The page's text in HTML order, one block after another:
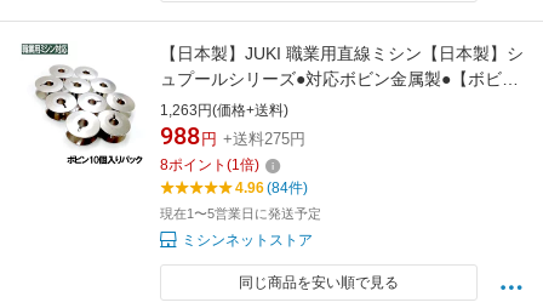
【日本製】JUKI 職業用直線ミシン【日本製】シ
ュプールシリーズ●対応ボビン金属製●【ボビン
10個入りパック】
1,263円(価格+送料)
988 円 +送料275円
8ポイント (1倍)
4.96(84件)
現在1〜5営業日に発送予定
ミシンネットストア
同じ商品を安い順で見る